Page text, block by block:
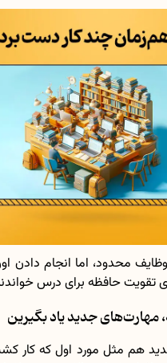
محدود، اما انجام دادن
تقویت حافظه برای درس
مهارت‌های جدید یاد بگیرین
هم مثل مورد اول که کار